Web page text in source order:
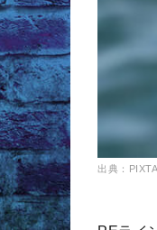
出典：PIXTA